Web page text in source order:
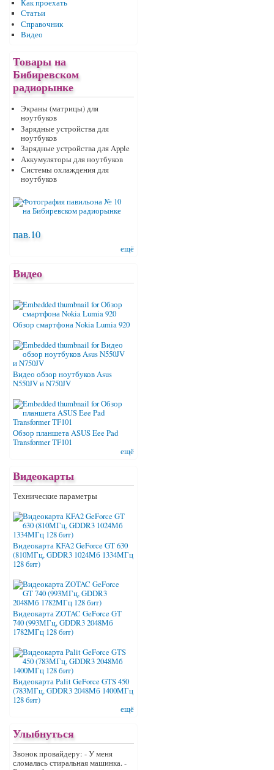
Как проехать
Статьи
Справочник
Видео
Товары на
Бибиревском
радиорынке
Экраны (матрицы) для
ноутбуков
Зарядные устройства для
ноутбуков
Зарядные устройства для Apple
Аккумуляторы для ноутбуков
Системы охлаждения для
ноутбуков
пав.10
ещё
Видео
Обзор смартфона Nokia Lumia 920
Видео обзор ноутбуков Asus
N550JV и N750JV
Обзор планшета ASUS Eee Pad
Transformer TF101
ещё
Видеокарты
Технические параметры
Видеокарта KFA2 GeForce GT 630
(810МГц, GDDR3 1024Мб 1334МГц
128 бит)
Видеокарта ZOTAC GeForce GT
740 (993МГц, GDDR3 2048Мб
1782МГц 128 бит)
Видеокарта Palit GeForce GTS 450
(783МГц, GDDR3 2048Мб 1400МГц
128 бит)
ещё
Улыбнуться
Звонок провайдеру: - У меня
сломалась стиральная машинка. -